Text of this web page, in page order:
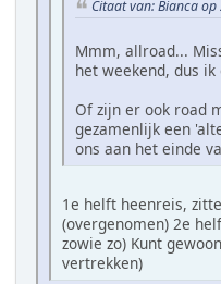
Citaat van: Bianca
Mmm, allroad...
het weekend, dus ik
Of zijn er ook road
gezamenlijk een
ons aan het einde
1e helft heenreis,
(overgenomen) 2e
zowie zo) Kunt
vertrekken)